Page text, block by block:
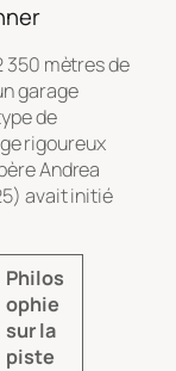
350 mètres de
garage
de
rigoureux
Andrea
avait initié
Philos
ophie
sur la
piste